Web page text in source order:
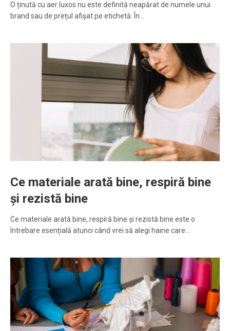
O ținută cu aer luxos nu este definită neapărat de numele unui
brand sau de prețul afișat pe etichetă. În…
Ce materiale arată bine, respiră bine
și rezistă bine
Ce materiale arată bine, respiră bine și rezistă bine este o
întrebare esențială atunci când vrei să alegi haine care…